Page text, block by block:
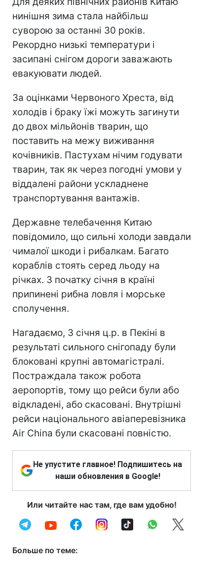
нинішня зима стала найбільш
суворою за останні 30 років.
Рекордно низькі температури і
засипані снігом дороги заважають
евакуювати людей.
За оцінками Червоного Хреста, від
холодів і браку їжі можуть загинути
до двох мільйонів тварин, що
поставить на межу виживання
кочівників. Пастухам нічим годувати
тварин, так як через погодні умови у
віддалені райони ускладнене
транспортування вантажів.
Державне телебачення Китаю
повідомило, що сильні холоди завдали
чималої шкоди і рибалкам. Багато
кораблів стоять серед льоду на
річках. З початку січня в країні
припинені рибна ловля і морське
сполучення.
Нагадаємо, 3 січня ц.р. в Пекіні в
результаті сильного снігопаду були
блоковані крупні автомагістралі.
Постраждала також робота
аеропортів, тому що рейси були або
відкладені, або скасовані. Внутрішні
рейси національного авіаперевізника
Air China були скасовані повністю.
Не упустите главное! Подпишитесь на
наши обновления в Google!
Или читайте нас там, где вам удобно!
Больше по теме: